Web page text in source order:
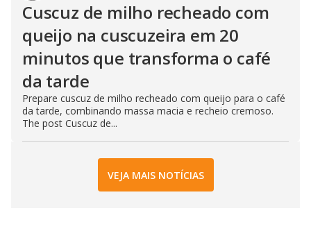
Cuscuz de milho recheado com
queijo na cuscuzeira em 20
minutos que transforma o café
da tarde
Prepare cuscuz de milho recheado com queijo para o café
da tarde, combinando massa macia e recheio cremoso.
The post Cuscuz de...
VEJA MAIS NOTÍCIAS